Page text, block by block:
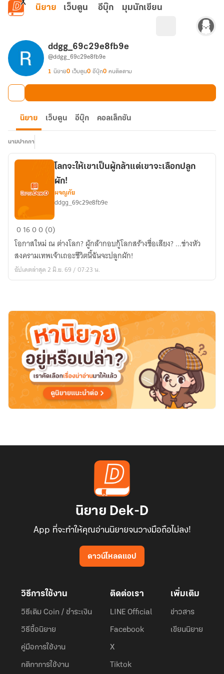
ข้ามไปยังเนื้อหาหลัก
นิยาย เว็บตูน อีบุ๊ก มุมนักเขียน
ddgg_69c29e8fb9e
@ddgg_69c29e8fb9e
1 นิยาย0 เว็บตูน0 อีบุ๊ก0 คนติดตาม
นิยาย เว็บตูน อีบุ๊ก คอลเล็กชัน
นามปากกา
โลก
จะ
ให้
เขา
เป็น
แต่
เขา
จะ
เลือก
ปลูก
ผัก!
โลกจะให้เขาเป็นผู้กล้าแต่เขาจะเลือกปลูก
ผัก!
ผจญภัย
ddgg_69c29e8fb9e
01600 (0)
โอกาสใหม่ ณ ต่างโลก? ผู้กล้ากอบกู้โลกสร้างชื่อเสียง? ...ช่างหัว
สงครามเทพเจ้าเถอะชีวิตนี้ฉันจะปลูกผัก!
อัปเดตล่าสุด 2 มิ.ย. 69 / 07:23 น.
นิยาย Dek-D
App ที่จะทำให้คุณอ่านนิยายจนวางมือถือไม่ลง!
ดาวน์โหลดแอป
วิธีการใช้งาน
วิธีเติม Coin / ชำระเงิน
วิธีซื้อนิยาย
คู่มือการใช้งาน
กติกาการใช้งาน
ติดต่อเรา
LINE Official
Facebook
X
Tiktok
เพิ่มเติม
ข่าวสาร
เขียนนิยาย